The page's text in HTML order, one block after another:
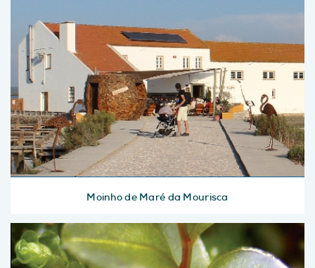
Moinho de Maré da Mourisca